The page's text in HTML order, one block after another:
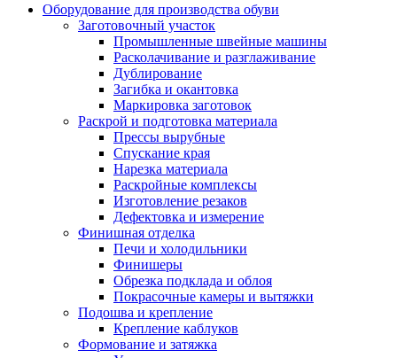
Оборудование для производства обуви
Заготовочный участок
Промышленные швейные машины
Расколачивание и разглаживание
Дублирование
Загибка и окантовка
Маркировка заготовок
Раскрой и подготовка материала
Прессы вырубные
Спускание края
Нарезка материала
Раскройные комплексы
Изготовление резаков
Дефектовка и измерение
Финишная отделка
Печи и холодильники
Финишеры
Обрезка подклада и облоя
Покрасочные камеры и вытяжки
Подошва и крепление
Крепление каблуков
Формование и затяжка